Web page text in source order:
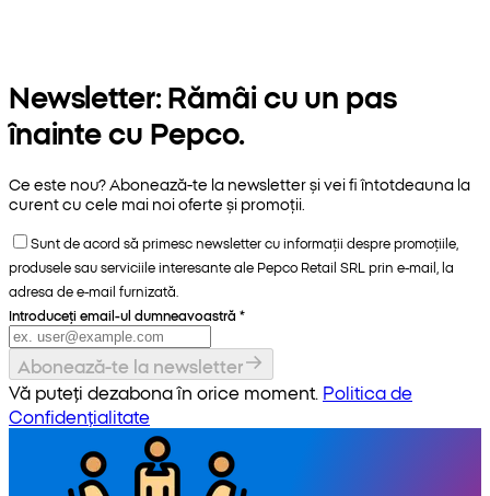
Newsletter: Rămâi cu un pas
înainte cu Pepco.
Ce este nou? Abonează-te la newsletter și vei fi întotdeauna la
curent cu cele mai noi oferte și promoții.
Sunt de acord să primesc newsletter cu informații despre promoțiile,
produsele sau serviciile interesante ale Pepco Retail SRL prin e-mail, la
adresa de e-mail furnizată.
Introduceți email-ul dumneavoastră *
Abonează-te la newsletter
Vă puteți dezabona în orice moment. Politica de
Confidențialitate